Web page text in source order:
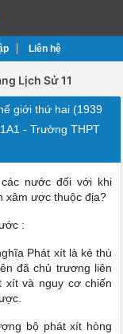
Liên hệ
Lịch Sử 11
giới thứ hai (1939
- Trường THPT
nước đối với khi
xâm ược thuộc địa?
:
Phát xít là kẻ thù
đã chủ trương liên
xít và nguy cơ chiến
bộ phát xít hòng